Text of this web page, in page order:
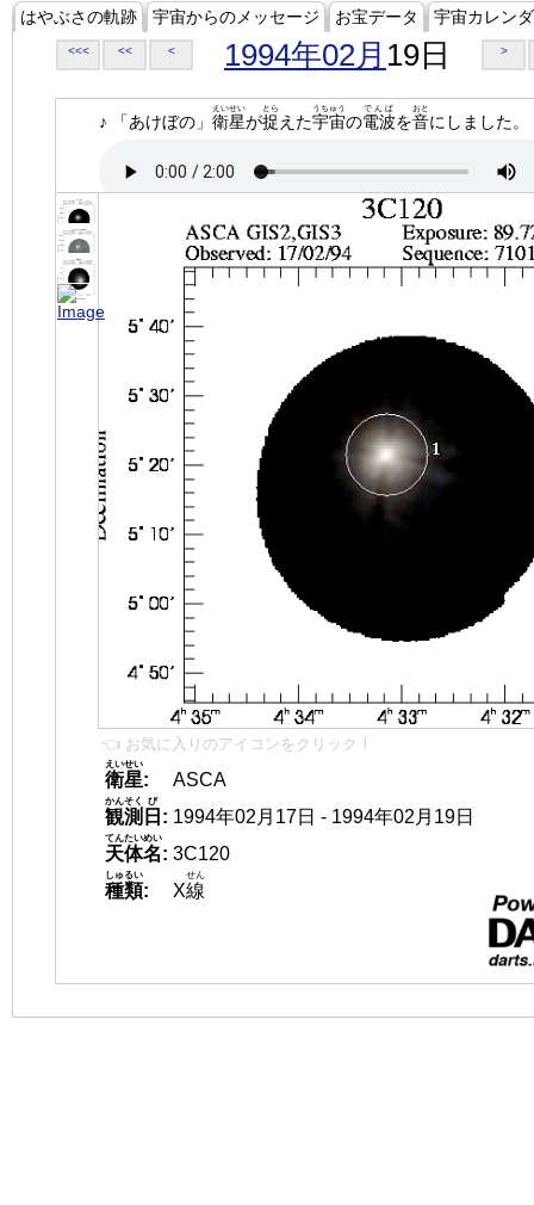
はやぶさの軌跡 宇宙からのメッセージ お宝データ 宇宙カレン
<<< << < 1994年02月 19日 >
♪ 「あけぼの」 衛星
えいせい
が捉
とら
えた宇宙
うちゅう
の電波
でんぱ
を音
おと
にしました。
👈 お気に入りのアイコンをクリック！
衛星
えいせい
:
ASCA
観測
かんそく
日
び
: 1994年02月17日 - 1994年02月19日
天体名
てんたいめい
: 3C120
種類
しゅるい
: X線
せん